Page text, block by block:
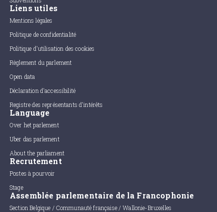
Liens utiles
Mentions légales
Politique de confidentialité
Politique d'utilisation des cookies
Règlement du parlement
Open data
Déclaration d'accessibilité
Registre des représentants d'intérêts
Language
Over het parlement
Uber das parlement
About the parliament
Recrutement
Postes à pourvoir
Stage
Assemblée parlementaire de la Francophonie
Section Belgique / Communauté française / Wallonie-Bruxelles